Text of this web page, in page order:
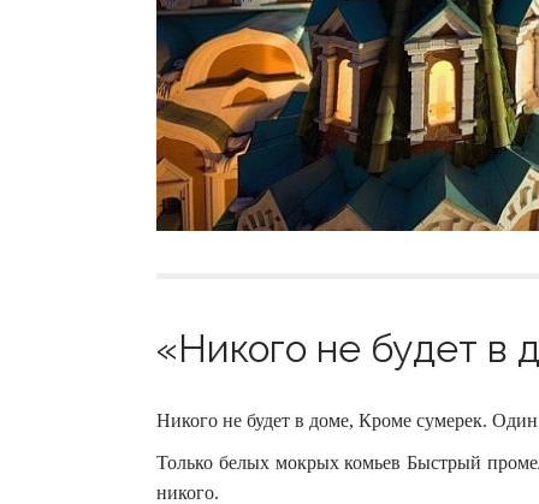
«Никого не будет в
Никого не будет в доме, Кроме сумерек.
Только белых мокрых комьев Быстрый
никого.